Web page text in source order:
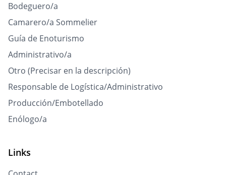
Bodeguero/a
Camarero/a Sommelier
Guía de Enoturismo
Administrativo/a
Otro (Precisar en la descripción)
Responsable de Logística/Administrativo
Producción/Embotellado
Enólogo/a
Links